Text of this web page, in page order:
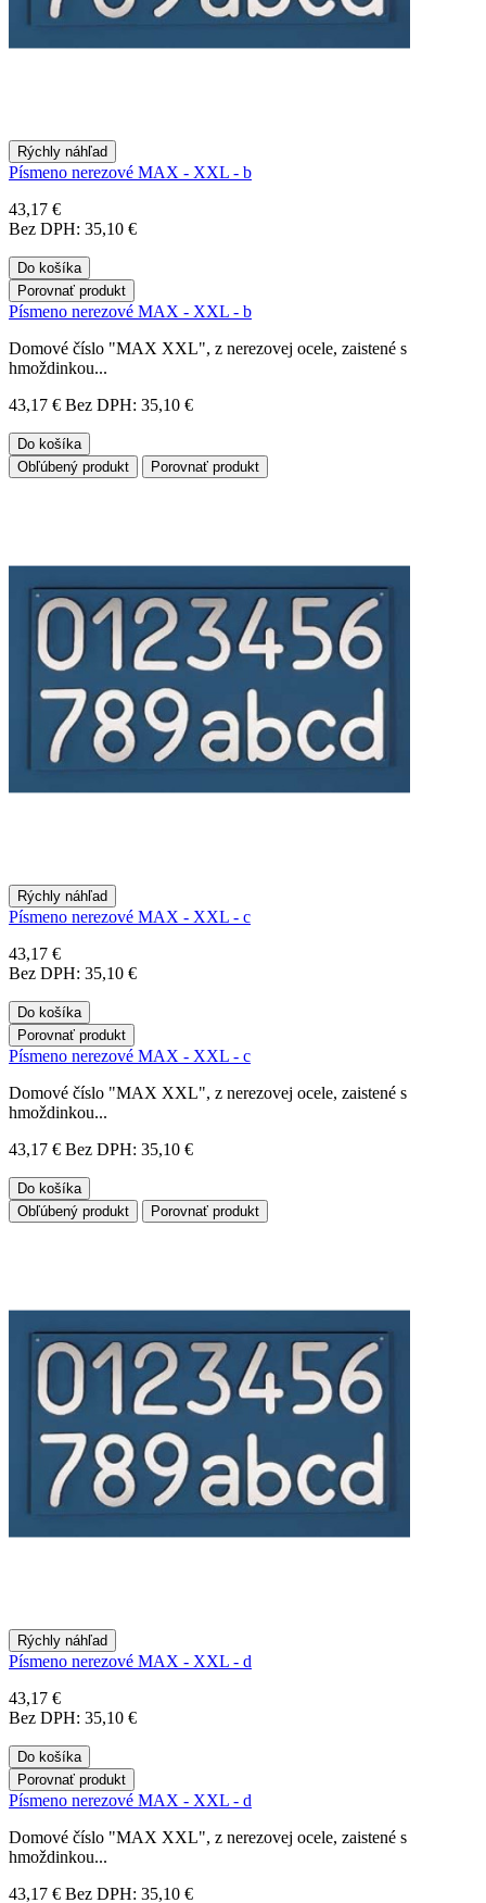
Rýchly náhľad
Písmeno nerezové MAX - XXL - b
43,17 €
Bez DPH: 35,10 €
Do košíka
Porovnať produkt
Písmeno nerezové MAX - XXL - b
Domové číslo "MAX XXL", z nerezovej ocele, zaistené s
hmoždinkou...
43,17 € Bez DPH: 35,10 €
Do košíka
Obľúbený produkt
Porovnať produkt
Rýchly náhľad
Písmeno nerezové MAX - XXL - c
43,17 €
Bez DPH: 35,10 €
Do košíka
Porovnať produkt
Písmeno nerezové MAX - XXL - c
Domové číslo "MAX XXL", z nerezovej ocele, zaistené s
hmoždinkou...
43,17 € Bez DPH: 35,10 €
Do košíka
Obľúbený produkt
Porovnať produkt
Rýchly náhľad
Písmeno nerezové MAX - XXL - d
43,17 €
Bez DPH: 35,10 €
Do košíka
Porovnať produkt
Písmeno nerezové MAX - XXL - d
Domové číslo "MAX XXL", z nerezovej ocele, zaistené s
hmoždinkou...
43,17 € Bez DPH: 35,10 €